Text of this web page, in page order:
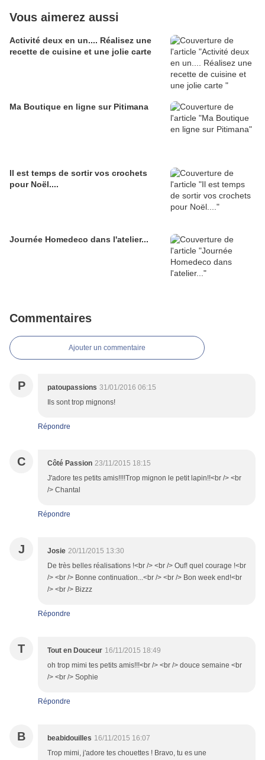
Vous aimerez aussi
Activité deux en un.... Réalisez une
recette de cuisine et une jolie carte
Ma Boutique en ligne sur Pitimana
Il est temps de sortir vos crochets
pour Noël....
Journée Homedeco dans l'atelier...
Commentaires
Ajouter un commentaire
P patoupassions 31/01/2016 06:15
Ils sont trop mignons!
Répondre
C Côté Passion 23/11/2015 18:15
J'adore tes petits amis!!!!Trop mignon le petit lapin!!<br /> <br
/> Chantal
Répondre
J Josie 20/11/2015 13:30
De très belles réalisations !<br /> <br /> Ouf! quel courage !<br
/> <br /> Bonne continuation...<br /> <br /> Bon week end!<br
/> <br /> Bizzz
Répondre
T Tout en Douceur 16/11/2015 18:49
oh trop mimi tes petits amis!!!<br /> <br /> douce semaine <br
/> <br /> Sophie
Répondre
B beabidouilles 16/11/2015 16:07
Trop mimi, j'adore tes chouettes ! Bravo, tu es une